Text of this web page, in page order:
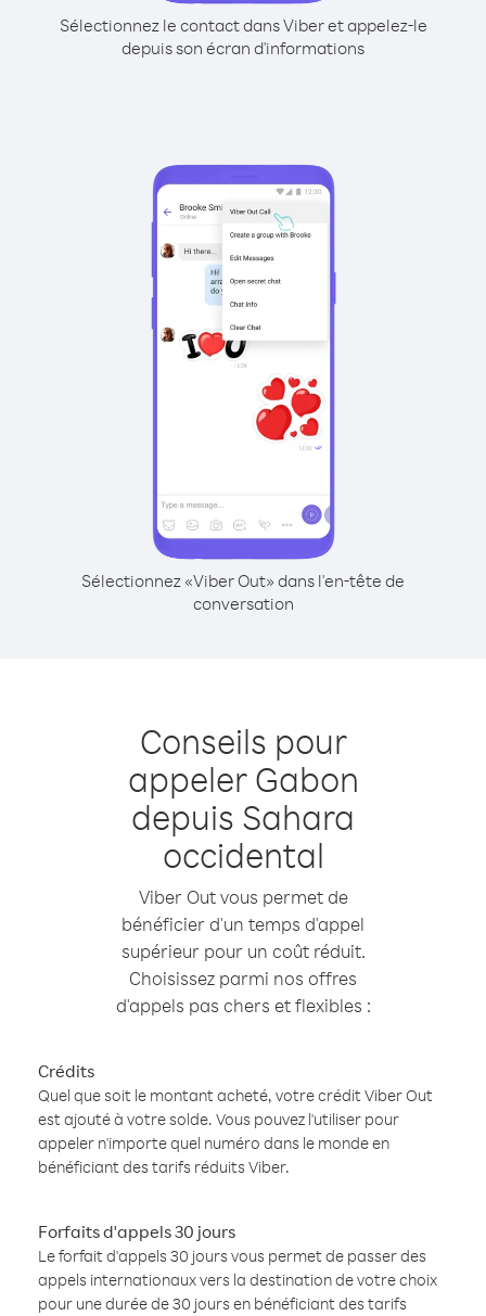
Sélectionnez le contact dans Viber et appelez-le
depuis son écran d'informations
Sélectionnez «Viber Out» dans l'en-tête de
conversation
Conseils pour
appeler Gabon
depuis Sahara
occidental
Viber Out vous permet de
bénéficier d'un temps d'appel
supérieur pour un coût réduit.
Choisissez parmi nos offres
d'appels pas chers et flexibles :
Crédits
Quel que soit le montant acheté, votre crédit Viber Out
est ajouté à votre solde. Vous pouvez l'utiliser pour
appeler n'importe quel numéro dans le monde en
bénéficiant des tarifs réduits Viber.
Forfaits d'appels 30 jours
Le forfait d'appels 30 jours vous permet de passer des
appels internationaux vers la destination de votre choix
pour une durée de 30 jours en bénéficiant des tarifs